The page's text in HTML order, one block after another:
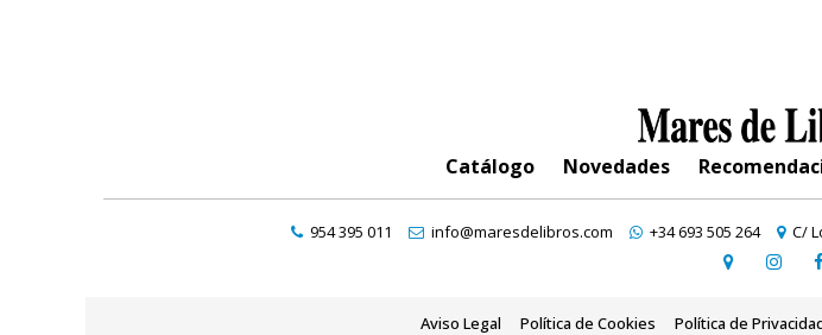
Catálogo Novedades
954 395 011 info@maresdelibros.com +34 693 505 264 C/
Aviso Legal Política de Cookies Política de